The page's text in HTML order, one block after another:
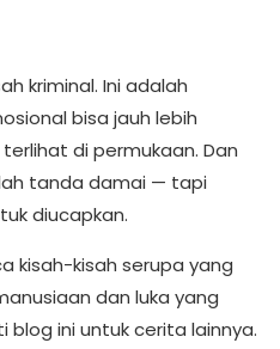
kriminal. Ini adalah
bisa jauh lebih
di permukaan. Dan
tanda damai — tapi
diucapkan.
kisah-kisah serupa yang
dan luka yang
blog ini untuk cerita lainnya.